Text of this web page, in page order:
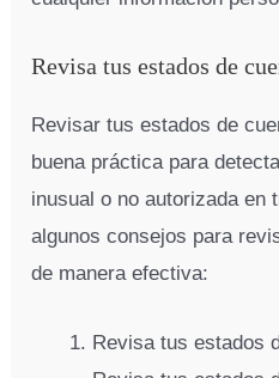
Revisa tus estados de
Revisar tus estados de
buena práctica para
inusual o no autorizada en
algunos consejos para
de manera efectiva:
Revisa tus estados